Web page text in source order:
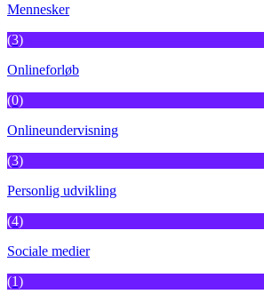
Mennesker
(3)
Onlineforløb
(0)
Onlineundervisning
(3)
Personlig udvikling
(4)
Sociale medier
(1)